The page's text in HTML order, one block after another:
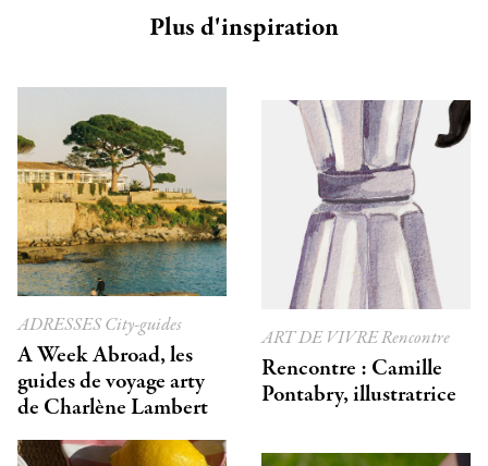
Plus d'inspiration
ADRESSESCity-guides
A Week Abroad, les
guides de voyage arty
de Charlène Lambert
ART DE VIVRERencontre
Rencontre : Camille
Pontabry, illustratrice